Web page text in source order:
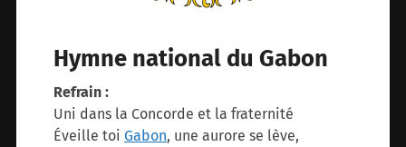
Hymne national du Gabon
Refrain :
Uni dans la Concorde et la fraternité
Éveille toiGabon, une aurore se lève,